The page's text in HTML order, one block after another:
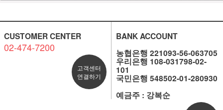
CUSTOMER CENTER
02-474-7200
고객센터
연결하기
BANK ACCOUNT
농협은행 221093-56-063705
우리은행 108-031798-02-
101
국민은행 548502-01-280930
예금주 : 강복순